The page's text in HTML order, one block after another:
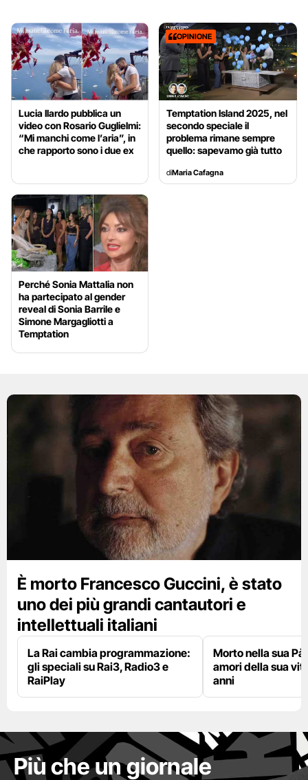
Lucia Ilardo pubblica un
video con Rosario Guglielmi:
“Mi manchi come l’aria”, in
che rapporto sono i due ex
OPINIONE
Temptation Island 2025, nel
secondo speciale il
problema rimane sempre
quello: sapevamo già tutto
diMaria Cafagna
Perché Sonia Mattalia non
ha partecipato al gender
reveal di Sonia Barrile e
Simone Margagliotti a
Temptation
È morto Francesco Guccini, è stato
uno dei più grandi cantautori e
intellettuali italiani
La Rai cambia programmazione:
gli speciali su Rai3, Radio3 e
RaiPlay
Morto nella sua
amori della sua
anni
Più che un giornale